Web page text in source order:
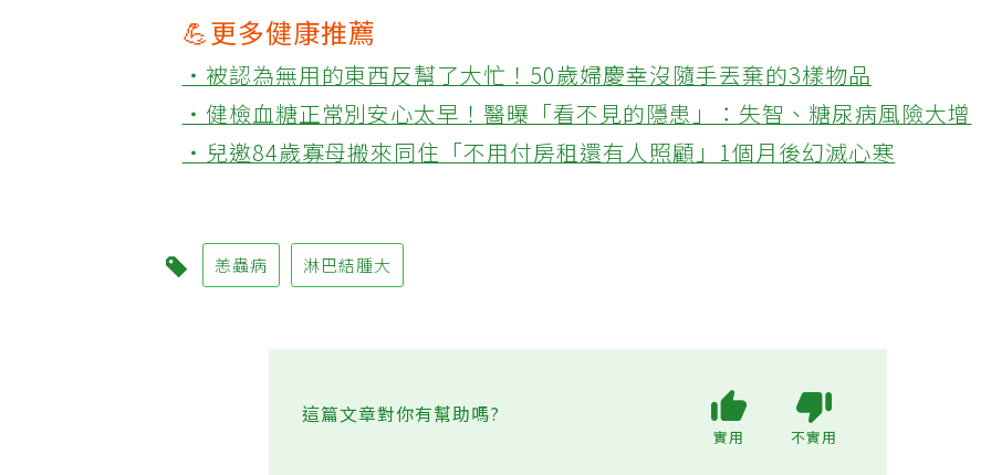
💪更多健康推薦
‧被認為無用的東西反幫了大忙！50歲婦慶幸沒隨手丟棄的3樣物品
‧健檢血糖正常別安心太早！醫曝「看不見的隱患」：失智、糖尿病風險大增
‧兒邀84歲寡母搬來同住「不用付房租還有人照顧」1個月後幻滅心寒
恙蟲病 淋巴結腫大
這篇文章對你有幫助嗎?